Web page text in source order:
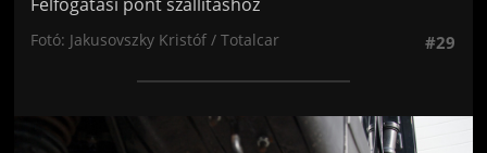
Fotó: Jakusovszky Kristóf / Totalcar #29